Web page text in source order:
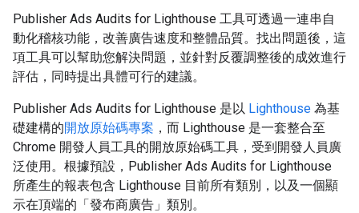
Publisher Ads Audits for Lighthouse 工具可透過一連串自
動化稽核功能，改善廣告速度和整體品質。找出問題後，這
項工具可以幫助您解決問題，並針對反覆調整後的成效進行
評估，同時提出具體可行的建議。
Publisher Ads Audits for Lighthouse 是以 Lighthouse 為基
礎建構的開放原始碼專案 ，而 Lighthouse 是一套整合至
Chrome 開發人員工具的開放原始碼工具，受到開發人員廣
泛使用。根據預設，Publisher Ads Audits for Lighthouse
所產生的報表包含 Lighthouse 目前所有類別，以及一個顯
示在頂端的「發布商廣告」類別。